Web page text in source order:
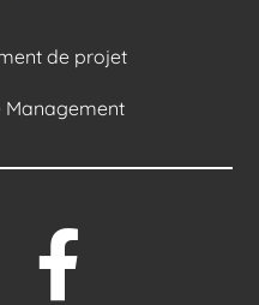
de projet
Management